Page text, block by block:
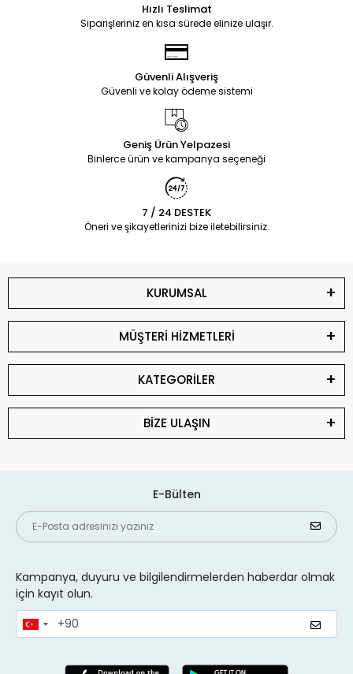
Hızlı Teslimat
Siparişleriniz en kısa sürede elinize ulaşır.
Güvenli Alışveriş
Güvenli ve kolay ödeme sistemi
Geniş Ürün Yelpazesi
Binlerce ürün ve kampanya seçeneği
7 / 24 DESTEK
Öneri ve şikayetlerinizi bize iletebilirsiniz.
KURUMSAL
MÜŞTERİ HİZMETLERİ
KATEGORİLER
BİZE ULAŞIN
E-Bülten
Kampanya, duyuru ve bilgilendirmelerden haberdar olmak
için kayıt olun.